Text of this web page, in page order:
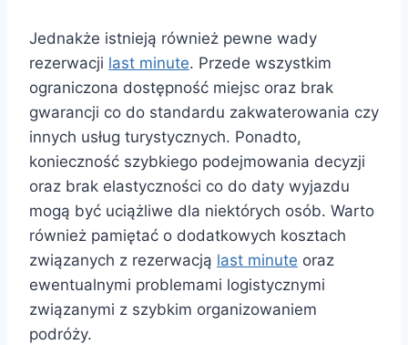
Jednakże istnieją również pewne wady
rezerwacji last minute. Przede wszystkim
ograniczona dostępność miejsc oraz brak
gwarancji co do standardu zakwaterowania czy
innych usług turystycznych. Ponadto,
konieczność szybkiego podejmowania decyzji
oraz brak elastyczności co do daty wyjazdu
mogą być uciążliwe dla niektórych osób. Warto
również pamiętać o dodatkowych kosztach
związanych z rezerwacją last minute oraz
ewentualnymi problemami logistycznymi
związanymi z szybkim organizowaniem
podróży.